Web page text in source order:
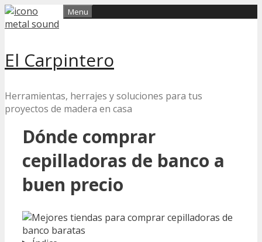
Skip
to
El Carpintero
Herramientas, herrajes y soluciones para tus
proyectos de madera en casa
Menu
Dónde comprar
cepilladoras de banco a
buen precio